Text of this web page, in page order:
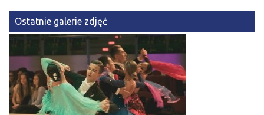
Ostatnie galerie zdjęć